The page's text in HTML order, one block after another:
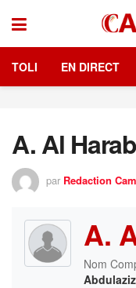
TOLI EN DIRECT
A. Al
par Redaction
A.
Nom